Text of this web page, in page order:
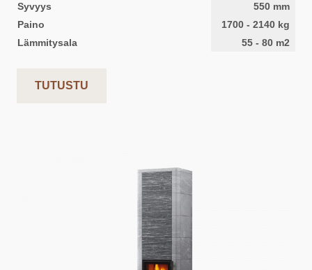
Syvyys
550 mm
Paino
1700 - 2140 kg
Lämmitysala
55 - 80 m2
TUTUSTU